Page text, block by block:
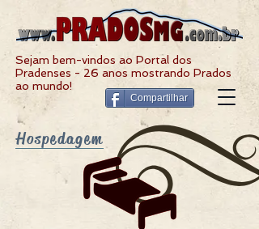
Sejam bem-vindos ao Portal dos
Pradenses - 26 anos mostrando Prados
ao mundo!
Compartilhar
Hospedagem